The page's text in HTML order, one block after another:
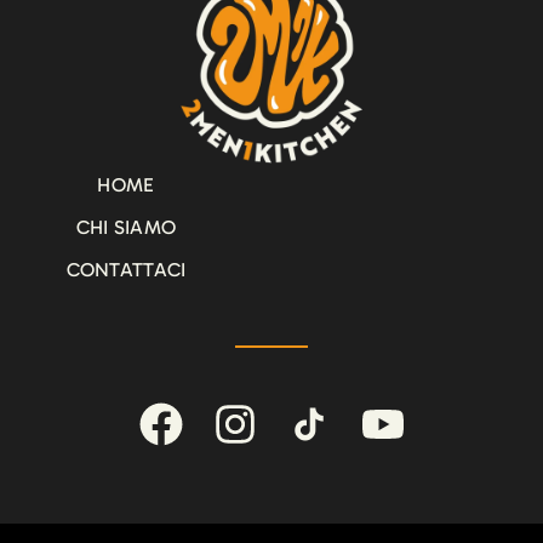
HOME
CHI SIAMO
CONTATTACI